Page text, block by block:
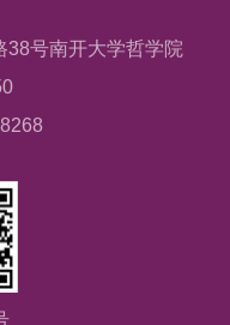
38号南开大学哲学院